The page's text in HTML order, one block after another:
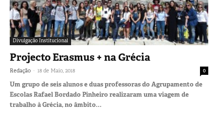
Divulgação Institucional
Projecto Erasmus + na Grécia
Redação - 18 de Maio, 2018 0
Um grupo de seis alunos e duas professoras do Agrupamento de
Escolas Rafael Bordado Pinheiro realizaram uma viagem de
trabalho à Grécia, no âmbito...